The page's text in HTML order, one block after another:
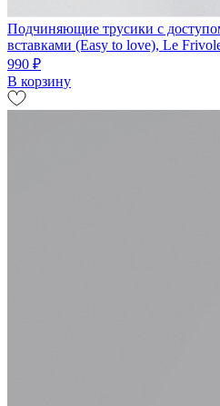
Подчиняющие трусики с
вставками (Easy to love), Le
990 ₽
В корзину